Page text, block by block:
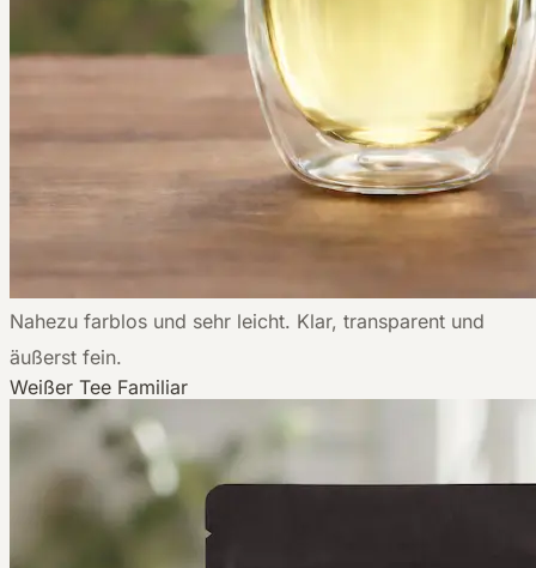
Nahezu farblos und sehr leicht. Klar, transparent und
äußerst fein.
Weißer Tee Familiar